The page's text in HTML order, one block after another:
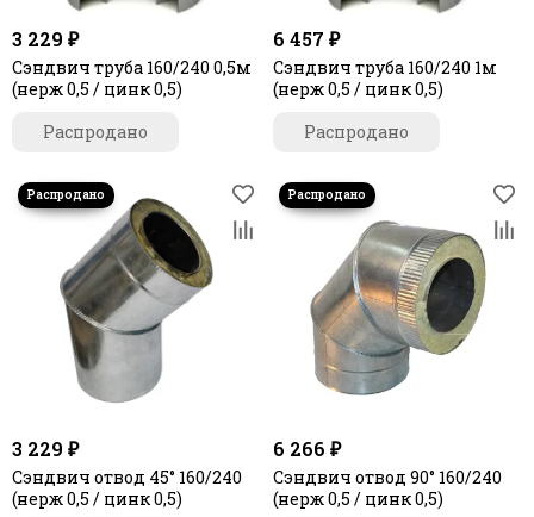
3 229 ₽
Сэндвич труба 160/240 0,5м
(нерж 0,5 / цинк 0,5)
Распродано
6 457 ₽
Сэндвич труба 160/240 1м
(нерж 0,5 / цинк 0,5)
Распродано
3 229 ₽
Сэндвич отвод 45° 160/240
(нерж 0,5 / цинк 0,5)
6 266 ₽
Сэндвич отвод 90° 160/240
(нерж 0,5 / цинк 0,5)